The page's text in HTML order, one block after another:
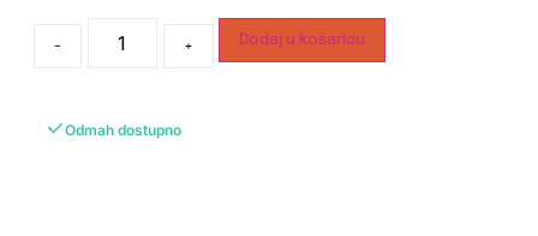
- + Dodaj u košaricu
Odmah dostupno